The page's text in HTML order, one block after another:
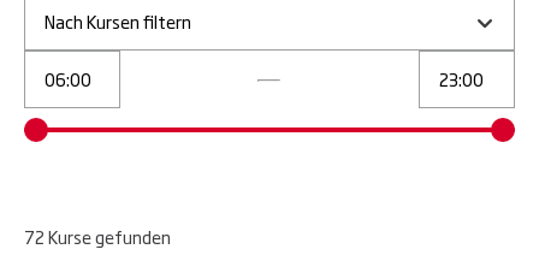
Nach Kursen filtern
72Kursegefunden